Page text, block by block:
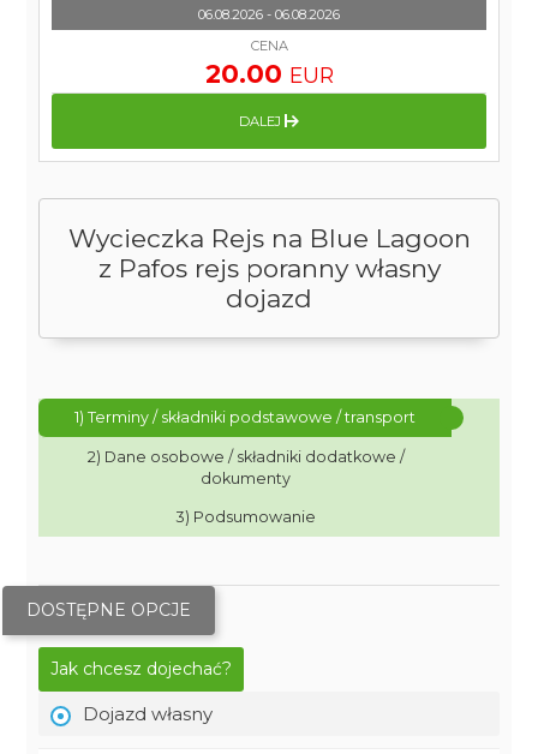
Wycieczka Rejs na Blue Lagoon
z Pafos rejs poranny własny
dojazd
1) Terminy / składniki podstawowe / transport
2) Dane osobowe / składniki dodatkowe /
dokumenty
3) Podsumowanie
DOSTĘPNE OPCJE
Jak chcesz dojechać?
Dojazd własny
06.08.2026 - 06.08.2026
CENA
20.00 EUR
DALEJ